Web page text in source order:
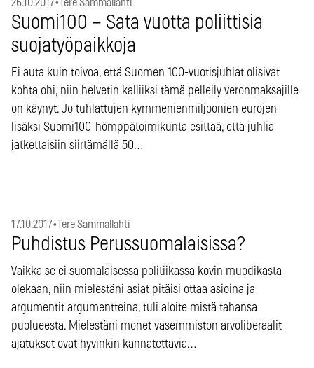
26.10.2017• Tere Sammallahti
Suomi100 – Sata vuotta poliittisia
suojatyöpaikkoja
Ei auta kuin toivoa, että Suomen 100-vuotisjuhlat olisivat
kohta ohi, niin helvetin kalliiksi tämä pelleily veronmaksajille
on käynyt. Jo tuhlattujen kymmenienmiljoonien eurojen
lisäksi Suomi100-hömppätoimikunta esittää, että juhlia
jatkettaisiin siirtämällä 50…
17.10.2017• Tere Sammallahti
Puhdistus Perussuomalaisissa?
Vaikka se ei suomalaisessa politiikassa kovin muodikasta
olekaan, niin mielestäni asiat pitäisi ottaa asioina ja
argumentit argumentteina, tuli aloite mistä tahansa
puolueesta. Mielestäni monet vasemmiston arvoliberaalit
ajatukset ovat hyvinkin kannatettavia…